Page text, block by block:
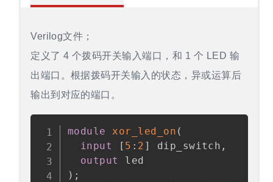
Verilog文件；
定义了 4 个拨码开关输入端口，和 1 个 LED 输
出端口。根据拨码开关输入的状态，异或运算后
输出到对应的端口。
module xor_led_on (
input
[ 5 : 2 ] dip_switch ,
output
) ;